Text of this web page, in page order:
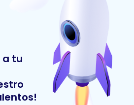
a tu